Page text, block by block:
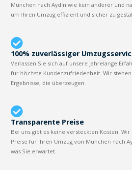
München nach Aydin wie kein anderer und
um Ihren Umzug effizient und sicher zu
100% zuverlässiger
Verlassen Sie sich auf unsere jahrelange
für höchste Kundenzufriedenheit. Wir
Ergebnisse, die überzeugen.
Transparente Preise
Bei uns gibt es keine versteckten Kosten.
Preise für Ihren Umzug von München nach
was Sie erwartet.